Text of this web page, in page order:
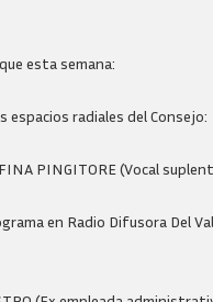
esta semana:
espacios radiales del Consejo:
PINGITORE (Vocal
en Radio Difusora Del